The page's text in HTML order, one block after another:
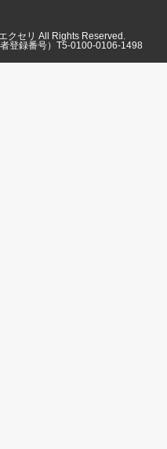
クセリ All Rights Reserved.
登録番号）T5-0100-0106-1498